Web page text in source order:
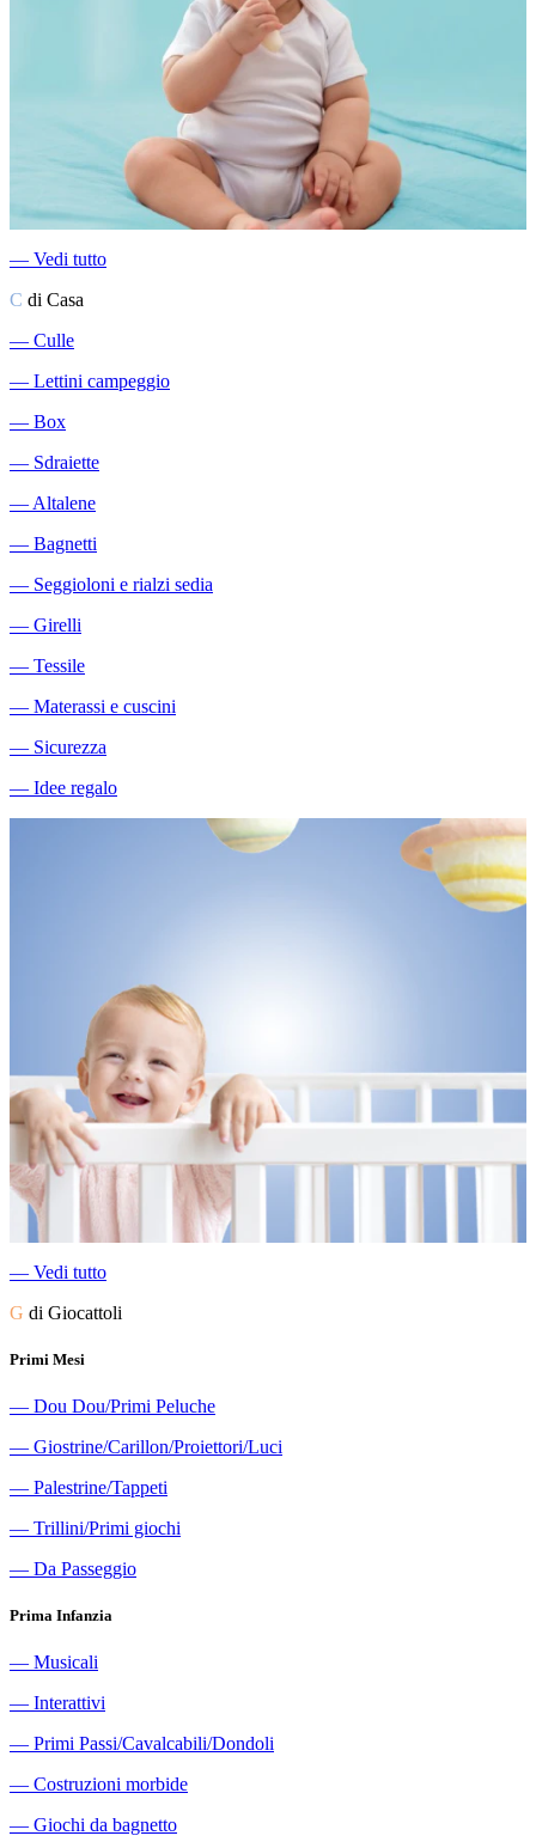
― Vedi tutto
C di Casa
― Culle
― Lettini campeggio
― Box
― Sdraiette
―Altalene
― Bagnetti
― Seggioloni e rialzi sedia
― Girelli
― Tessile
― Materassi e cuscini
― Sicurezza
― Idee regalo
― Vedi tutto
G di Giocattoli
Primi Mesi
― Dou Dou/Primi Peluche
― Giostrine/Carillon/Proiettori/Luci
― Palestrine/Tappeti
― Trillini/Primi giochi
― Da Passeggio
Prima Infanzia
― Musicali
― Interattivi
― Primi Passi/Cavalcabili/Dondoli
― Costruzioni morbide
― Giochi da bagnetto